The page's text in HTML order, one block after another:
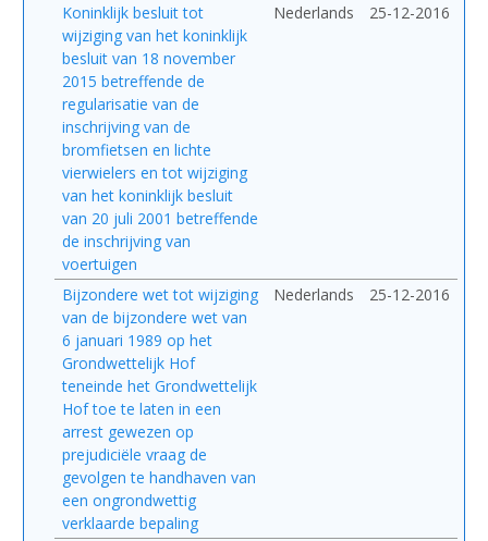
Koninklijk besluit tot
wijziging van het koninklijk
besluit van 18 november
2015 betreffende de
regularisatie van de
inschrijving van de
bromfietsen en lichte
vierwielers en tot wijziging
van het koninklijk besluit
van 20 juli 2001 betreffende
de inschrijving van
voertuigen
Nederlands 25-12-2016
Bijzondere wet tot wijziging
van de bijzondere wet van
6 januari 1989 op het
Grondwettelijk Hof
teneinde het Grondwettelijk
Hof toe te laten in een
arrest gewezen op
prejudiciële vraag de
gevolgen te handhaven van
een ongrondwettig
verklaarde bepaling
Nederlands 25-12-2016